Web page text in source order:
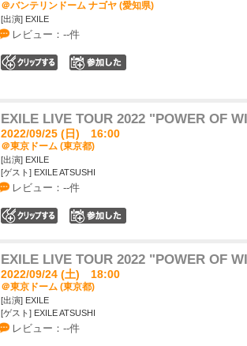
＠バンテリンドーム ナゴヤ (愛知県)
[出演] EXILE
レビュー：--件
EXILE LIVE TOUR 2022 "POWER OF
2022/09/25 (日) 16:00
＠東京ドーム (東京都)
[出演] EXILE
[ゲスト] EXILE ATSUSHI
レビュー：--件
EXILE LIVE TOUR 2022 "POWER OF
2022/09/24 (土) 18:00
＠東京ドーム (東京都)
[出演] EXILE
[ゲスト] EXILE ATSUSHI
レビュー：--件